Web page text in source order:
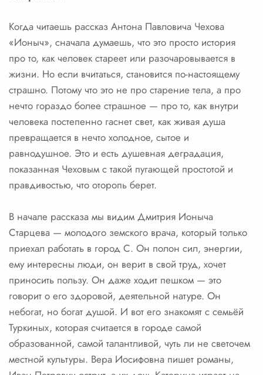
Когда читаешь рассказ Антона Павловича Чехова
«Ионыч», сначала думаешь, что это просто история
про то, как человек стареет или разочаровывается в
жизни. Но если вчитаться, становится по-настоящему
страшно. Потому что это не про старение тела, а про
нечто гораздо более страшное — про то, как внутри
человека постепенно гаснет свет, как живая душа
превращается в нечто холодное, сытое и
равнодушное. Это и есть душевная деградация,
показанная Чеховым с такой пугающей простотой и
правдивостью, что оторопь берет.
В начале рассказа мы видим Дмитрия Ионыча
Старцева — молодого земского врача, который только
приехал работать в город С. Он полон сил, энергии,
ему интересны люди, он верит в свой труд, хочет
приносить пользу. Он даже ходит пешком — это
говорит о его здоровой, деятельной натуре. Он
небогат, но богат душой. И вот его знакомят с семьёй
Туркиных, которая считается в городе самой
образованной, самой талантливой, чуть ли не светочем
местной культуры. Вера Иосифовна пишет романы,